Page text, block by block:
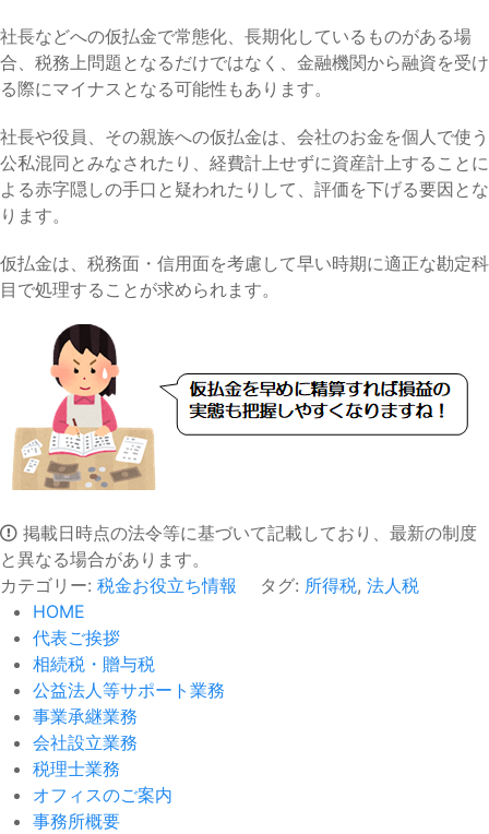
社長などへの仮払金で常態化、長期化しているものがある場
合、税務上問題となるだけではなく、金融機関から融資を受け
る際にマイナスとなる可能性もあります。
社長や役員、その親族への仮払金は、会社のお金を個人で使う
公私混同とみなされたり、経費計上せずに資産計上することに
よる赤字隠しの手口と疑われたりして、評価を下げる要因とな
ります。
仮払金は、税務面・信用面を考慮して早い時期に適正な勘定科
目で処理することが求められます。
掲載日時点の法令等に基づいて記載しており、最新の制度
と異なる場合があります。
カテゴリー: 税金お役立ち情報 タグ: 所得税, 法人税
HOME
代表ご挨拶
相続税・贈与税
公益法人等サポート業務
事業承継業務
会社設立業務
税理士業務
オフィスのご案内
事務所概要